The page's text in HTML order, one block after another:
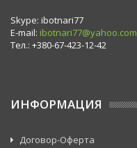
Skype: ibotnari77
E-mail: ibotnari77@yahoo.com
Тел.: +380-67-423-12-42
ИНФОРМАЦИЯ
Договор-Оферта